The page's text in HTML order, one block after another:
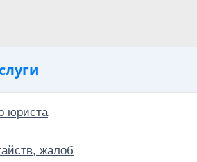
юриста
жалоб